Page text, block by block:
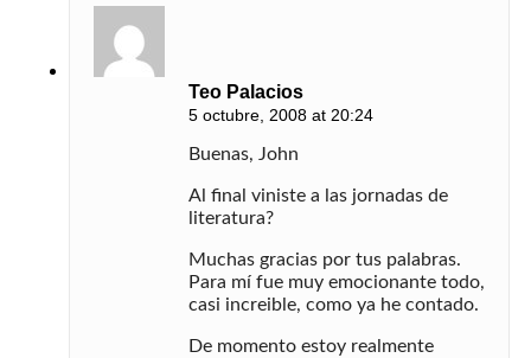
Teo Palacios
5 octubre, 2008 at 20:24
Buenas, John
Al final viniste a las jornadas de
literatura?
Muchas gracias por tus palabras.
Para mí fue muy emocionante todo,
casi increible, como ya he contado.
De momento estoy realmente